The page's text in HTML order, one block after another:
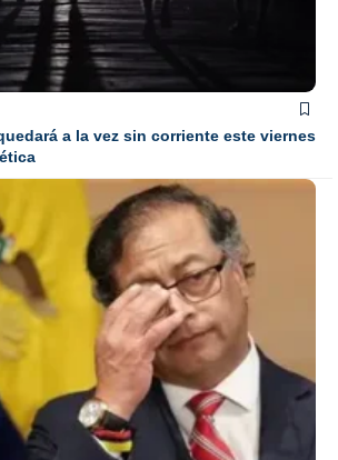
a la vez sin corriente este viernes